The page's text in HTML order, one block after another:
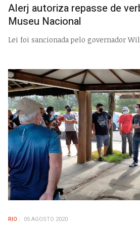
Alerj autoriza repasse de
Museu Nacional
Lei foi sancionada pelo governador
RIO 05 AGOSTO 2020